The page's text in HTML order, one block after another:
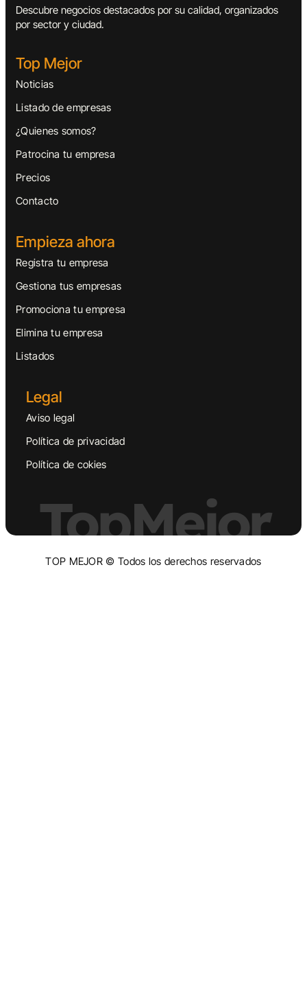
Descubre negocios destacados por su calidad, organizados
por sector y ciudad.
Top Mejor
Noticias
Listado de empresas
¿Quienes somos?
Patrocina tu empresa
Precios
Contacto
Empieza ahora
Registra tu empresa
Gestiona tus empresas
Promociona tu empresa
Elimina tu empresa
Listados
Legal
Aviso legal
Política de privacidad
Política de cokies
TopMejor
TOP MEJOR © Todos los derechos reservados